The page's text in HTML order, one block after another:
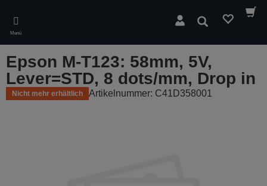
main
content
Menü
Suchen
Epson M-T123: 58mm, 5V,
Lever=STD, 8 dots/mm, Drop in
Nicht mehr erhältlich Artikelnummer: C41D358001